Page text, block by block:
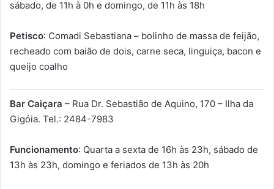
sábado, de 11h à 0h e domingo, de 11h às 18h
Petisco: Comadi Sebastiana – bolinho de massa de feijão,
recheado com baião de dois, carne seca, linguiça, bacon e
queijo coalho
Bar Caiçara – Rua Dr. Sebastião de Aquino, 170 – Ilha da
Gigóia. Tel.: 2484-7983
Funcionamento: Quarta a sexta de 16h às 23h, sábado de
13h às 23h, domingo e feriados de 13h às 20h